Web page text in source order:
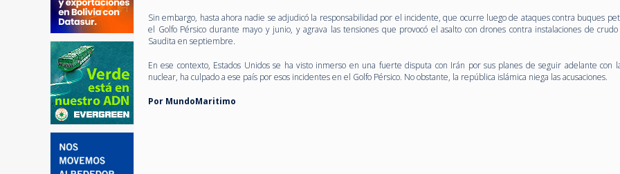
Sin embargo, hasta ahora nadie se adjudicó la responsabilidad por el incidente, que ocurre luego de ataques contra buques
el Golfo Pérsico durante mayo y junio, y agrava las tensiones que provocó el asalto con drones contra instalaciones de
Saudita en septiembre.
En ese contexto, Estados Unidos se ha visto inmerso en una fuerte disputa con Irán por sus planes de seguir adelante con
nuclear, ha culpado a ese país por esos incidentes en el Golfo Pérsico. No obstante, la república islámica niega las acusaciones.
Por MundoMaritimo